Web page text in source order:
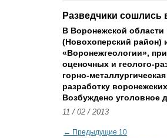
Разведчики сошлись
В Воронежской области
(Новохоперский район)
«Воронежгеологии»,
оценочных и геолого-
горно-
разработку
Возбуждено уголовное
11 / 02 / 2013
← Предыдущие 10